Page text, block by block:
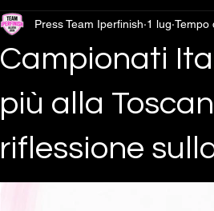
Campionati
più alla
riflessione
Press Team Iperfinish 1 lug Tempo